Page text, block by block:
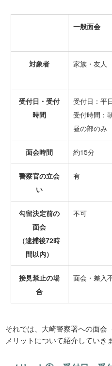
一般面会
対象者 家族・友人
受付日・受付
時間
受付日：平
受付時間：
昼の部のみ
面会時間 約15分
警察官の立会
い
有
勾留決定前の
面会
（逮捕後72時
間以内）
不可
接見禁止の場
合
面会・差入
それでは、大崎警察署への面会
メリットについて紹介していき